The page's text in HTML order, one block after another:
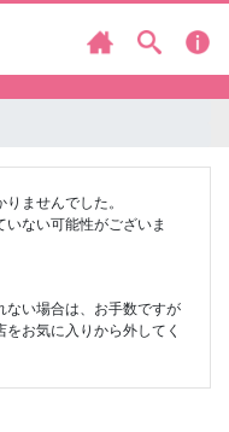
ませんでした。
ない可能性がございま
ない場合は、お手数ですが
をお気に入りから外してく